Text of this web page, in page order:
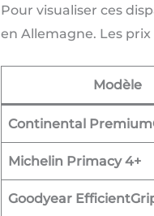
Pour visualiser ces
en Allemagne. Les
Modèle
Continental
Michelin Primacy 4+
Goodyear